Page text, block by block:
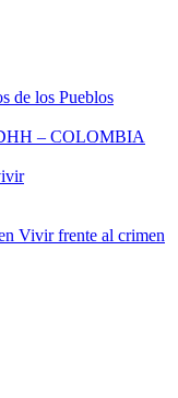
de los Pueblos
– COLOMBIA
Vivir frente al crimen